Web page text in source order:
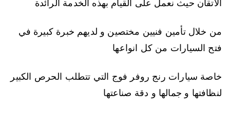
الاتقان حيث نعمل على القيام بهذه الخدمة الرائدة
من خلال تأمين فنيين مختصين و لديهم خبرة كبيرة في
فتح السيارات من كل انواعها
خاصة سيارات رنج روفر فوج التي تتطلب الحرص الكبير
لنظافتها و جمالها و دقة صناعتها